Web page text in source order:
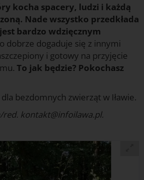
kocha spacery, ludzi i każdą
Nade wszystko przedkłada
bardzo wdzięcznym
dobrze dogaduje się z innymi
i gotowy na przyjęcie
To jak będzie? Pokochasz
bezdomnych zwierząt w Iławie.
red. kontakt@infoilawa.pl.